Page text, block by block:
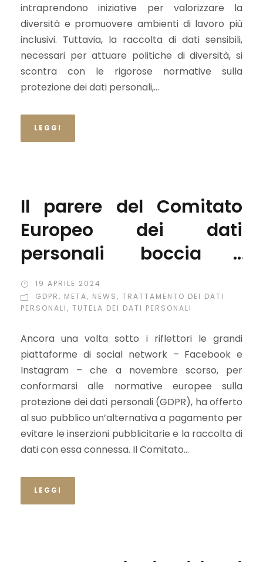
intraprendono iniziative per valorizzare la
diversità e promuovere ambienti di lavoro più
inclusivi. Tuttavia, la raccolta di dati sensibili,
necessari per attuare politiche di diversità, si
scontra con le rigorose normative sulla
protezione dei dati personali,...
LEGGI
Il parere del Comitato
Europeo dei dati
personali boccia i
modelli di “pagamento o
consenso” delle grandi
19 APRILE 2024
GDPR, META, NEWS, TRATTAMENTO DEI DATI
PERSONALI, TUTELA DEI DATI PERSONALI
Ancora una volta sotto i riflettori le grandi
piattaforme di social network – Facebook e
Instagram – che a novembre scorso, per
conformarsi alle normative europee sulla
protezione dei dati personali (GDPR), ha offerto
al suo pubblico un’alternativa a pagamento per
evitare le inserzioni pubblicitarie e la raccolta di
dati con essa connessa. Il Comitato...
LEGGI